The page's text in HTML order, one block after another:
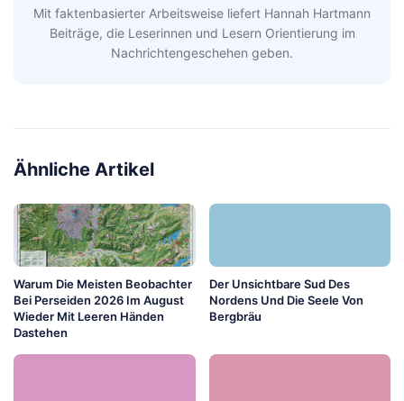
Mit faktenbasierter Arbeitsweise liefert Hannah Hartmann
Beiträge, die Leserinnen und Lesern Orientierung im
Nachrichtengeschehen geben.
Ähnliche Artikel
Warum Die Meisten Beobachter
Bei Perseiden 2026 Im August
Wieder Mit Leeren Händen
Dastehen
Der Unsichtbare Sud Des
Nordens Und Die Seele Von
Bergbräu